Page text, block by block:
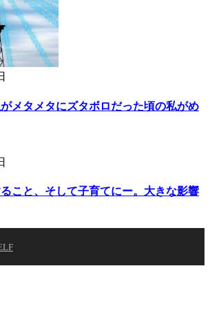
メタメタにズタボロだった頃の私がめ
こと、そして子育てにー。大きな影響